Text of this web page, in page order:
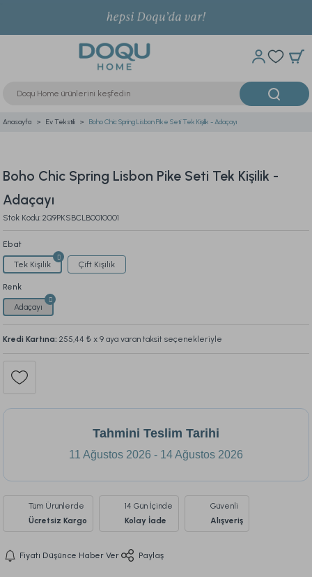
Anasayfa Ev Tekstili Boho Chic Spring Lisbon Pike Seti Tek Kişilik - Adaçayı
Boho Chic Spring Lisbon Pike Seti Tek Kişilik -
Adaçayı
Stok Kodu: 2Q9PKSBCLB0010001
Ebat
Tek Kişilik Çift Kişilik
Renk
Adaçayı
Kredi Kartına: 255,44 ₺ x 9 aya varan taksit seçenekleriyle
Tahmini Teslim Tarihi
11 Ağustos 2026 - 14 Ağustos 2026
Tüm Ürünlerde
Ücretsiz Kargo
14 Gün İçinde
Kolay İade
Güvenli
Alışveriş
Fiyatı Düşünce Haber Ver Paylaş